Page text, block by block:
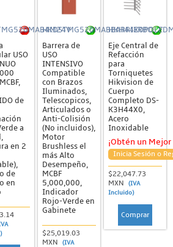
USO
de
a
en 2
de
en
HKDSTMG520MABBARRIERBODY
Barrera de
USO
INTENSIVO
Compatible
con Brazos
Iluminados,
Telescopicos,
Articulados o
Anti-Colisión
(No incluidos),
Motor
Brushless el
más Alto
Desempeño,
MCBF
5,000,000,
Indicador
Rojo-Verde en
Gabinete
$25,019.03
MXN
(IVA
Eje Central de
Refacción
para
Torniquetes
Hikvision de
Cuerpo
Completo DS-
K3H44X0,
Acero
Inoxidable
¡Obtén un
Inicia Sesión o
$22,047.73
MXN
(IVA
Incluido)
Comprar